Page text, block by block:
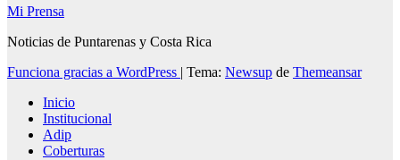
Mi Prensa
Noticias de Puntarenas y Costa Rica
Funciona gracias a WordPress
Tema: Newsup de Themeansar
Inicio
Institucional
Adip
Coberturas